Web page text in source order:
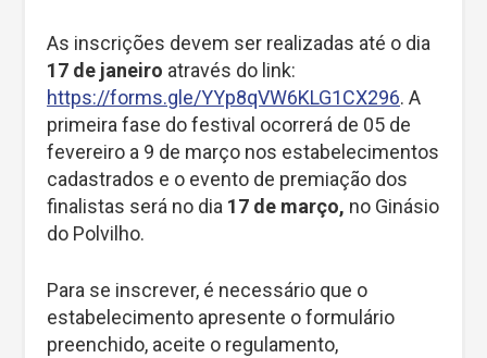
As inscrições devem ser realizadas até o dia
17 de janeiro através do link:
https://forms.gle/YYp8qVW6KLG1CX296. A
primeira fase do festival ocorrerá de 05 de
fevereiro a 9 de março nos estabelecimentos
cadastrados e o evento de premiação dos
finalistas será no dia 17 de março, no Ginásio
do Polvilho.
Para se inscrever, é necessário que o
estabelecimento apresente o formulário
preenchido, aceite o regulamento,